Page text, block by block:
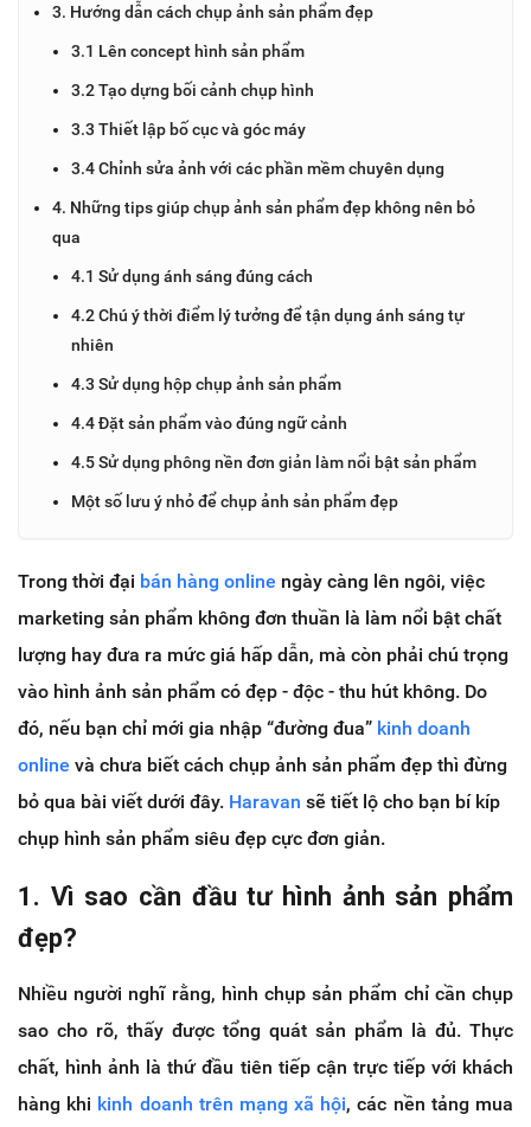
3. Hướng dẫn cách chụp ảnh sản phẩm đẹp
3.1 Lên concept hình sản phẩm
3.2 Tạo dựng bối cảnh chụp hình
3.3 Thiết lập bố cục và góc máy
3.4 Chỉnh sửa ảnh với các phần mềm chuyên dụng
4. Những tips giúp chụp ảnh sản phẩm đẹp không nên bỏ
qua
4.1 Sử dụng ánh sáng đúng cách
4.2 Chú ý thời điểm lý tưởng để tận dụng ánh sáng tự
nhiên
4.3 Sử dụng hộp chụp ảnh sản phẩm
4.4 Đặt sản phẩm vào đúng ngữ cảnh
4.5 Sử dụng phông nền đơn giản làm nổi bật sản phẩm
Một số lưu ý nhỏ để chụp ảnh sản phẩm đẹp
Trong thời đại bán hàng online ngày càng lên ngôi, việc
marketing sản phẩm không đơn thuần là làm nổi bật chất
lượng hay đưa ra mức giá hấp dẫn, mà còn phải chú trọng
vào hình ảnh sản phẩm có đẹp - độc - thu hút không. Do
đó, nếu bạn chỉ mới gia nhập “đường đua” kinh doanh
online và chưa biết cách chụp ảnh sản phẩm đẹp thì đừng
bỏ qua bài viết dưới đây. Haravan sẽ tiết lộ cho bạn bí kíp
chụp hình sản phẩm siêu đẹp cực đơn giản.
1. Vì sao cần đầu tư hình ảnh sản phẩm
đẹp?
Nhiều người nghĩ rằng, hình chụp sản phẩm chỉ cần chụp
sao cho rõ, thấy được tổng quát sản phẩm là đủ. Thực
chất, hình ảnh là thứ đầu tiên tiếp cận trực tiếp với khách
hàng khi kinh doanh trên mạng xã hội, các nền tảng mua